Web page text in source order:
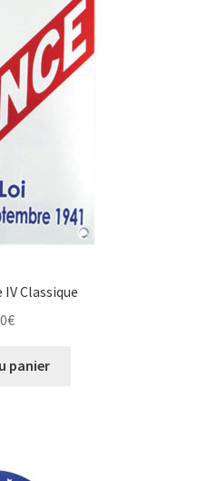
Classique
€
panier